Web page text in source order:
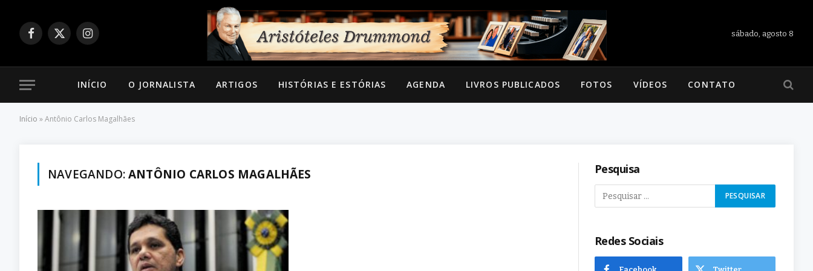
Facebook
X
Instagram
sábado, agosto 8
INÍCIO O JORNALISTA ARTIGOS HISTÓRIAS E ESTÓRIAS AGENDA LIVROS PUBLICADOS FOTOS VÍDEOS CONTATO
Início »Antônio Carlos Magalhães
NAVEGANDO:ANTÔNIO CARLOS MAGALHÃES Pesquisa
Redes Sociais